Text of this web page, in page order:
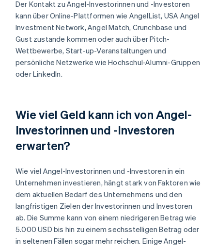
Der Kontakt zu Angel-Investorinnen und -Investoren
kann über Online-Plattformen wie AngelList, USA Angel
Investment Network, Angel Match, Crunchbase und
Gust zustande kommen oder auch über Pitch-
Wettbewerbe, Start-up-Veranstaltungen und
persönliche Netzwerke wie Hochschul-Alumni-Gruppen
oder LinkedIn.
Wie viel Geld kann ich von Angel-
Investorinnen und -Investoren
erwarten?
Wie viel Angel-Investorinnen und -Investoren in ein
Unternehmen investieren, hängt stark von Faktoren wie
dem aktuellen Bedarf des Unternehmens und den
langfristigen Zielen der Investorinnen und Investoren
ab. Die Summe kann von einem niedrigeren Betrag wie
5.000 USD bis hin zu einem sechsstelligen Betrag oder
in seltenen Fällen sogar mehr reichen. Einige Angel-